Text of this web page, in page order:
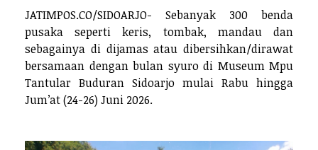
JATIMPOS.CO/SIDOARJO- Sebanyak 300 benda
pusaka seperti keris, tombak, mandau dan
sebagainya di dijamas atau dibersihkan/dirawat
bersamaan dengan bulan syuro di Museum Mpu
Tantular Buduran Sidoarjo mulai Rabu hingga
Jum’at (24-26) Juni 2026.